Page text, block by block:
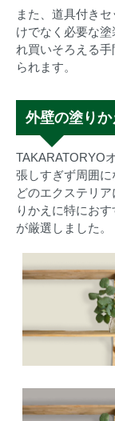
また、道具付き
けでなく必要な
れ買いそろえる
られます。
外壁の塗り
TAKARATORYO
張しすぎず周囲
どのエクステリ
りかえに特にお
が厳選しました。